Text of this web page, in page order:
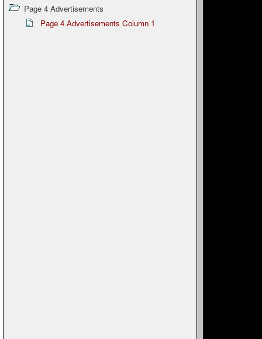
Page 4 Advertisements
Page 4 Advertisements Column 1